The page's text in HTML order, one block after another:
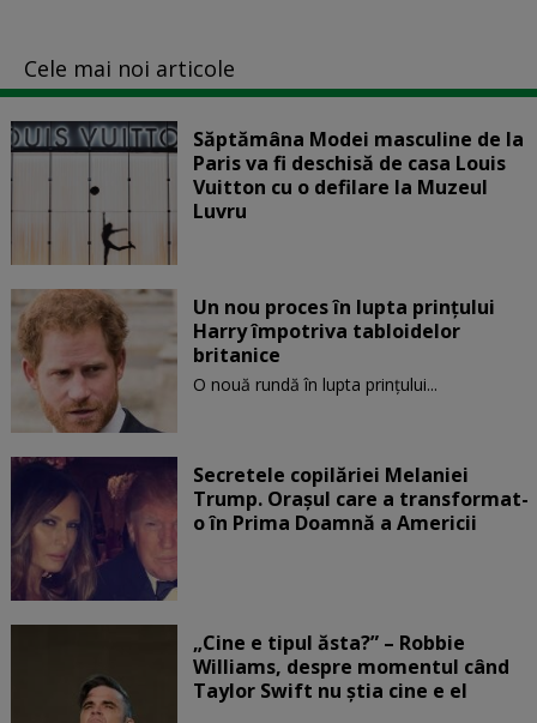
Cele mai noi articole
Săptămâna Modei masculine de la
Paris va fi deschisă de casa Louis
Vuitton cu o defilare la Muzeul
Luvru
Un nou proces în lupta prinţului
Harry împotriva tabloidelor
britanice
O nouă rundă în lupta prinţului...
Secretele copilăriei Melaniei
Trump. Orașul care a transformat-
o în Prima Doamnă a Americii
„Cine e tipul ăsta?” – Robbie
Williams, despre momentul când
Taylor Swift nu știa cine e el